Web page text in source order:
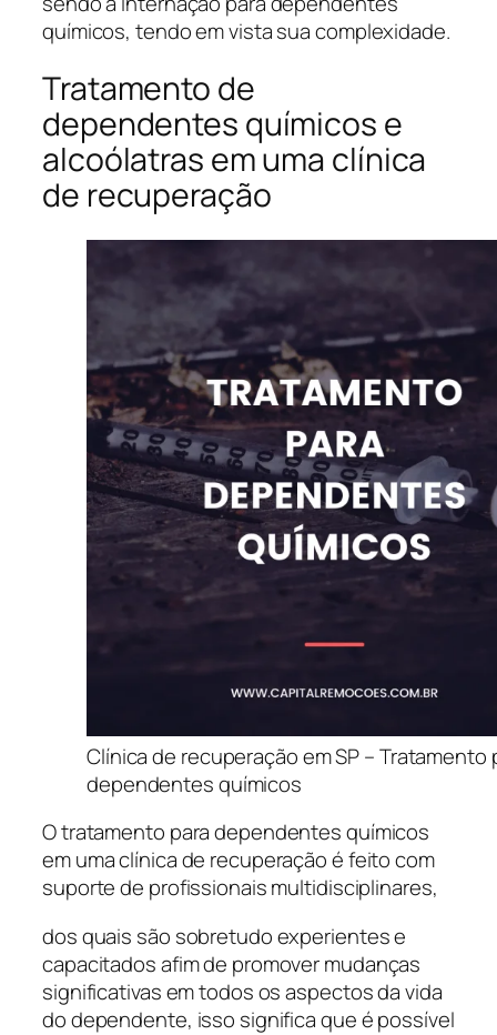
químicos, tendo em vista sua complexidade.
Tratamento de
dependentes químicos e
alcoólatras em uma clínica
de recuperação
Clínica de recuperação em SP – Tratamento
dependentes químicos
O tratamento para dependentes químicos
em uma clínica de recuperação é feito com
suporte de profissionais multidisciplinares,
dos quais são sobretudo experientes e
capacitados afim de promover mudanças
significativas em todos os aspectos da vida
do dependente, isso significa que é possível